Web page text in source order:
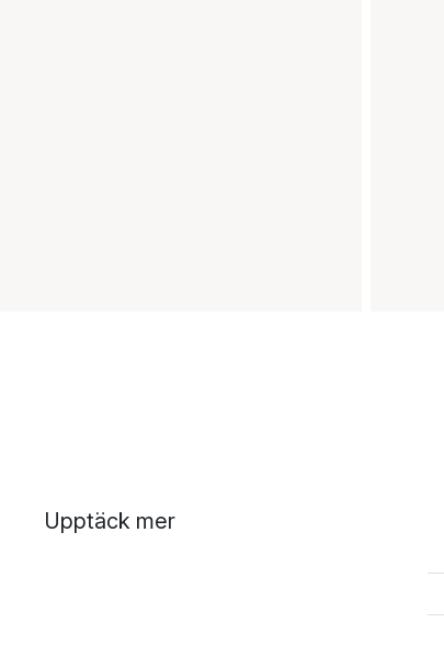
Upptäck mer